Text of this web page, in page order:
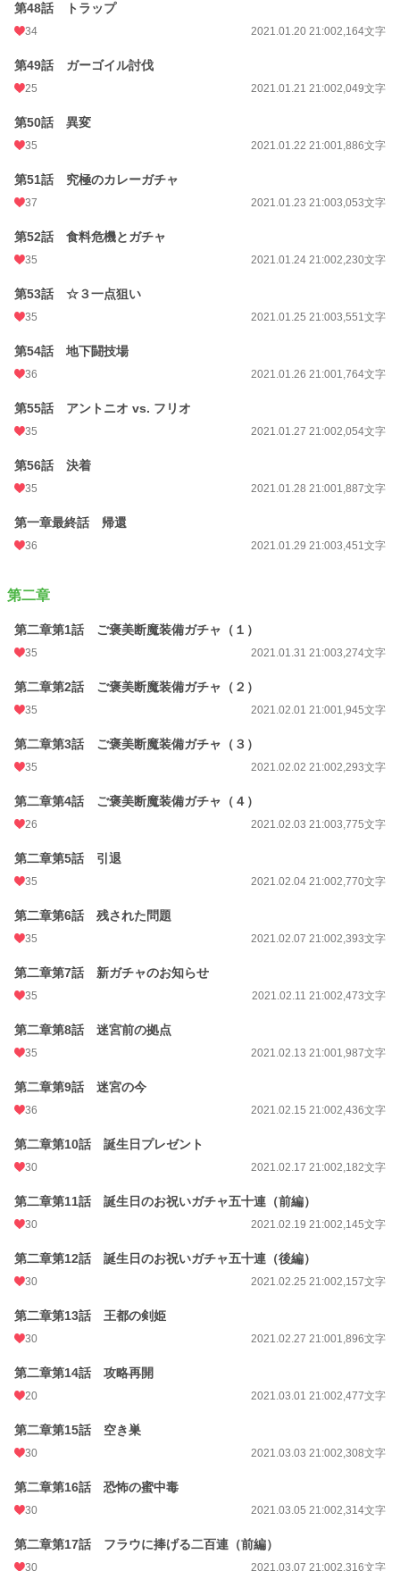
第48話 トラップ
34 2021.01.20 21:002,164文字
第49話 ガーゴイル討伐
25 2021.01.21 21:002,049文字
第50話 異変
35 2021.01.22 21:001,886文字
第51話 究極のカレーガチャ
37 2021.01.23 21:003,053文字
第52話 食料危機とガチャ
35 2021.01.24 21:002,230文字
第53話 ☆３一点狙い
35 2021.01.25 21:003,551文字
第54話 地下闘技場
36 2021.01.26 21:001,764文字
第55話 アントニオ vs. フリオ
35 2021.01.27 21:002,054文字
第56話 決着
35 2021.01.28 21:001,887文字
第一章最終話 帰還
36 2021.01.29 21:003,451文字
第二章
第二章第1話 ご褒美断魔装備ガチャ（１）
35 2021.01.31 21:003,274文字
第二章第2話 ご褒美断魔装備ガチャ（２）
35 2021.02.01 21:001,945文字
第二章第3話 ご褒美断魔装備ガチャ（３）
35 2021.02.02 21:002,293文字
第二章第4話 ご褒美断魔装備ガチャ（４）
26 2021.02.03 21:003,775文字
第二章第5話 引退
35 2021.02.04 21:002,770文字
第二章第6話 残された問題
35 2021.02.07 21:002,393文字
第二章第7話 新ガチャのお知らせ
35 2021.02.11 21:002,473文字
第二章第8話 迷宮前の拠点
35 2021.02.13 21:001,987文字
第二章第9話 迷宮の今
36 2021.02.15 21:002,436文字
第二章第10話 誕生日プレゼント
30 2021.02.17 21:002,182文字
第二章第11話 誕生日のお祝いガチャ五十連（前編）
30 2021.02.19 21:002,145文字
第二章第12話 誕生日のお祝いガチャ五十連（後編）
30 2021.02.25 21:002,157文字
第二章第13話 王都の剣姫
30 2021.02.27 21:001,896文字
第二章第14話 攻略再開
20 2021.03.01 21:002,477文字
第二章第15話 空き巣
30 2021.03.03 21:002,308文字
第二章第16話 恐怖の蜜中毒
30 2021.03.05 21:002,314文字
第二章第17話 フラウに捧げる二百連（前編）
30 2021.03.07 21:002,316文字